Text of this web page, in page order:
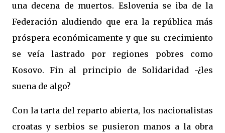
una decena de muertos. Eslovenia se iba de la
Federación aludiendo que era la república más
próspera económicamente y que su crecimiento
se veía lastrado por regiones pobres como
Kosovo. Fin al principio de Solidaridad -¿les
suena de algo?
Con la tarta del reparto abierta, los nacionalistas
croatas y serbios se pusieron manos a la obra